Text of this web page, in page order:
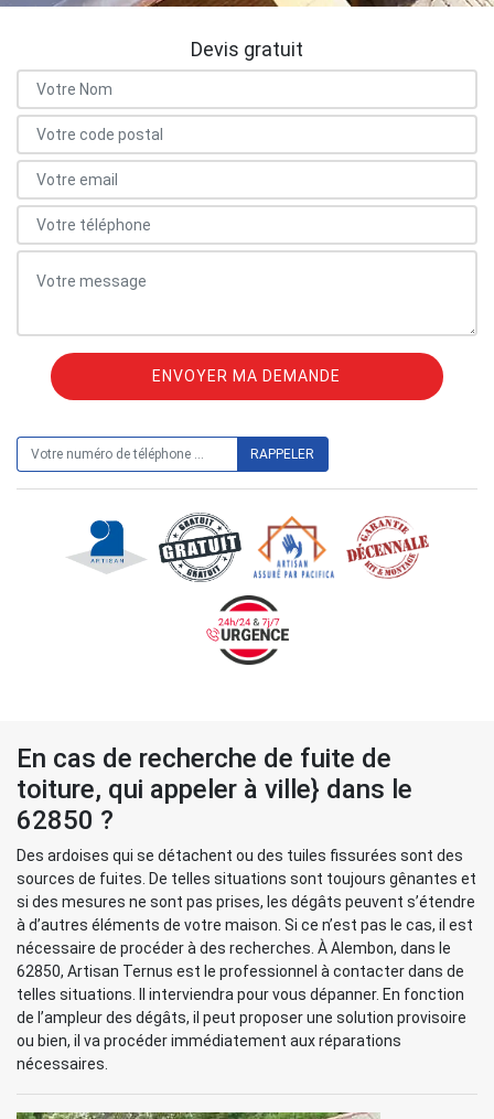
Devis gratuit
En cas de recherche de fuite de
toiture, qui appeler à ville} dans le
62850 ?
Des ardoises qui se détachent ou des tuiles fissurées sont des
sources de fuites. De telles situations sont toujours gênantes et
si des mesures ne sont pas prises, les dégâts peuvent s’étendre
à d’autres éléments de votre maison. Si ce n’est pas le cas, il est
nécessaire de procéder à des recherches. À Alembon, dans le
62850, Artisan Ternus est le professionnel à contacter dans de
telles situations. Il interviendra pour vous dépanner. En fonction
de l’ampleur des dégâts, il peut proposer une solution provisoire
ou bien, il va procéder immédiatement aux réparations
nécessaires.